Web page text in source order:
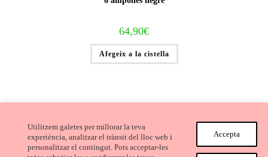
Utilitzem galetes per millorar la teva
experiència, analitzar el trànsit del lloc web i
personalitzar el contingut. Pots acceptar-les
Accepta
64,90€
Afegeix a la cistella
Avís Legal i Condicions de compra Cookies